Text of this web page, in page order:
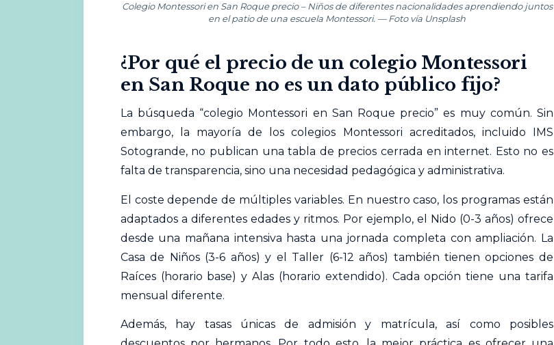
Colegio Montessori en San Roque precio – Niños de diferentes nacionalidades aprendiendo juntos
en el patio de una escuela Montessori. — Foto vía Unsplash
¿Por qué el precio de un colegio Montessori
en San Roque no es un dato público fijo?
La búsqueda “colegio Montessori en San Roque precio” es muy común. Sin
embargo, la mayoría de loscolegios Montessori acreditados, incluido IMS
Sotogrande, no publican una tabla de precios cerrada en internet. Esto no es
falta de transparencia, sino una necesidad pedagógica y administrativa.
El coste depende de múltiples variables. En nuestro caso, los programas están
adaptados a diferentes edades y ritmos. Por ejemplo, el Nido (0-3 años) ofrece
desde una mañana intensiva hasta una jornada completa con ampliación. La
Casa de Niños (3-6 años) y el Taller (6-12 años) también tienen opciones de
Raíces (horario base) y Alas (horario extendido). Cada opción tiene una tarifa
mensual diferente.
Además, hay tasas únicas de admisión y matrícula, así como posibles